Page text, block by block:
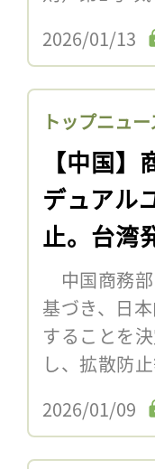
2026/01/13
トップニュー
【中国
デュアル
止。台湾
中国商務
基づき、日
することを
し、拡散防
2026/01/09